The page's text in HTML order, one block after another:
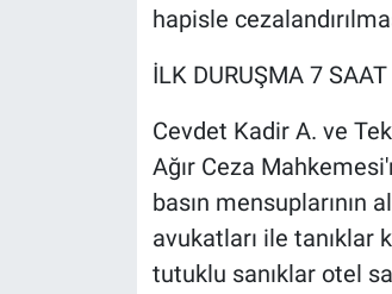
hapisle
İLK DURUŞMA 7 SAAT
Cevdet Kadir A. ve
Ağır Ceza
basın mensuplarının
avukatları ile tanıklar
tutuklu sanıklar otel